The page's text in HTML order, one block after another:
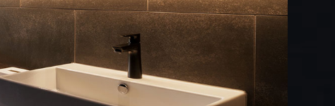
礎とし、オーガニックの精油及び自然原料を配
のひとつ
を取得している製品です。
性テストを行い、
される事が確認されている製品です。